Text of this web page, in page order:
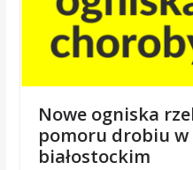
Nowe ogniska
pomoru drobiu w
białostockim